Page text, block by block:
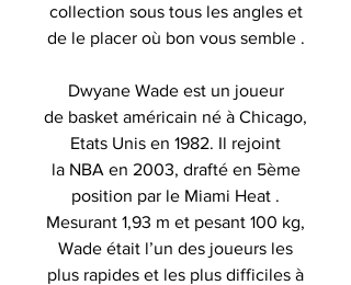
collection sous tous les angles et
de le placer où bon vous semble .
Dwyane Wade est un joueur
de basket américain né à Chicago,
Etats Unis en 1982. Il rejoint
la NBA en 2003, drafté en 5ème
position par le Miami Heat .
Mesurant 1,93 m et pesant 100 kg,
Wade était l’un des joueurs les
plus rapides et les plus difficiles à